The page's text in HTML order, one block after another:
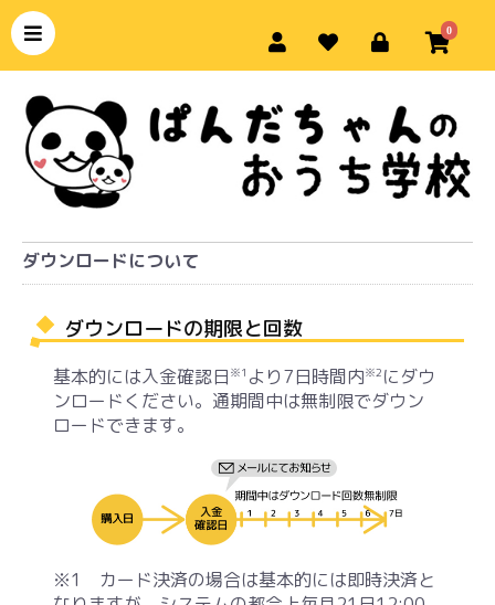
0
ダウンロードについて
ダウンロードの期限と回数
基本的には入金確認日 ※1 より7日時間内※2 にダウ
ンロードください。通期間中は無制限でダウン
ロードできます。
※1 カード決済の場合は基本的には即時決済と